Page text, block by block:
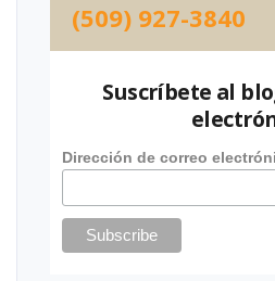
(509) 927-3840
Suscríbete al
Dirección de correo